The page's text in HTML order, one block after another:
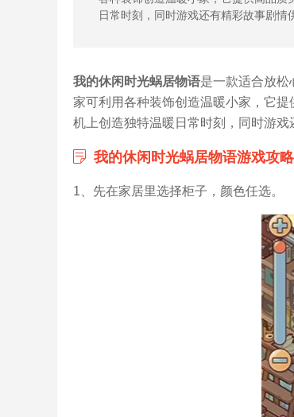
日常时刻，同时游戏还有精彩故事剧
我的休闲时光蜗居物语是一款适合放
家可利用各种装饰创造温暖小家，它
机上创造独特温暖日常时刻，同时游
我的休闲时光蜗居物语游戏攻略
1、先在家居里选择柜子，颜色任选。